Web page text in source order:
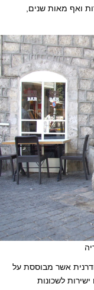
ואף מאות שנים,
אשר מבוססת על
לשכונות